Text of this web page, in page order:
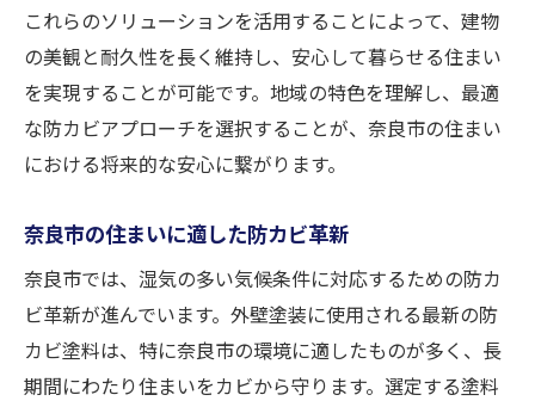
これらのソリューションを活用することによって、建物
の美観と耐久性を長く維持し、安心して暮らせる住まい
を実現することが可能です。地域の特色を理解し、最適
な防カビアプローチを選択することが、奈良市の住まい
における将来的な安心に繋がります。
奈良市の住まいに適した防カビ革新
奈良市では、湿気の多い気候条件に対応するための防カ
ビ革新が進んでいます。外壁塗装に使用される最新の防
カビ塗料は、特に奈良市の環境に適したものが多く、長
期間にわたり住まいをカビから守ります。選定する塗料